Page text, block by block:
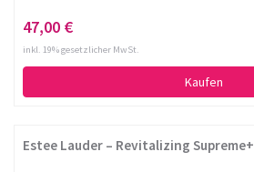
47,00 €
inkl. 19% gesetzlicher MwSt.
Kaufen
Estee Lauder – Revitalizing Supreme+